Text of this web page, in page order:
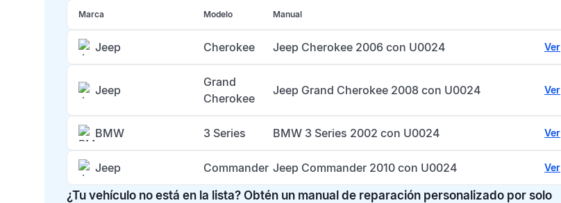
Marca Modelo Manual
Jeep Cherokee Jeep Cherokee 2006 con U0024 Ver
Jeep
Grand
Cherokee
Jeep Grand Cherokee 2008 con U0024 Ver
BMW 3 Series BMW 3 Series 2002 con U0024 Ver
Jeep Commander Jeep Commander 2010 con U0024 Ver
¿Tu vehículo no está en la lista? Obtén un manual de reparación personalizado por solo